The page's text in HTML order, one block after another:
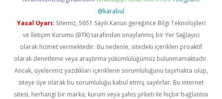
@karabul
Yasal Uyarı: Sitemiz, 5651 Sayılı Kanun gereğince Bilgi Teknolojileri
ve İletişim Kurumu (BTK) tarafından onaylanmış bir Yer Sağlayıcı
olarak hizmet vermektedir. Bu nedenle, sitedeki içerikleri proaktif
olarak denetleme veya araştırma yükümlülüğümüz bulunmamaktadır.
Ancak, üyelerimiz yazdıkları içeriklerin sorumluluğunu taşımakta olup,
siteye üye olarak bu sorumluluğu kabul etmiş sayılırlar. Bu internet
sitesi, herhangi bir marka, kurum veya şahıs şirketi ile hiçbir bağlantısı